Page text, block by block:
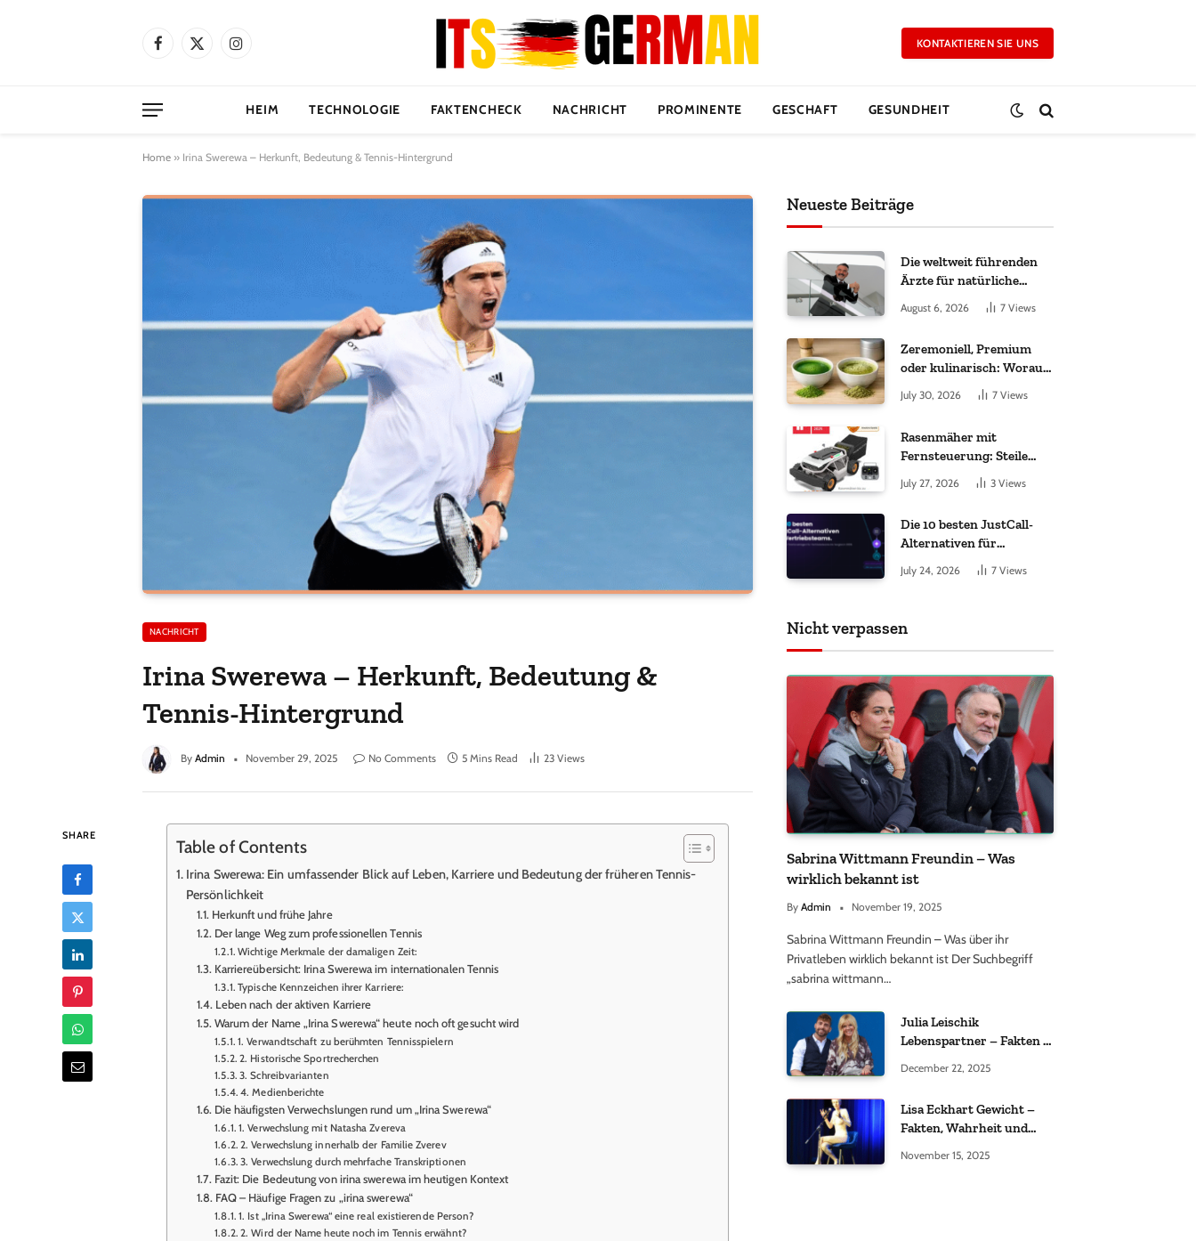
Facebook
X
Instagram KONTAKTIEREN SIE UNS
HEIM TECHNOLOGIE FAKTENCHECK NACHRICHT PROMINENTE GESCHAFT GESUNDHEIT
Home » Irina Swerewa – Herkunft, Bedeutung & Tennis-Hintergrund
NACHRICHT
Irina Swerewa – Herkunft, Bedeutung &
Tennis-Hintergrund
By Admin November 29, 2025 No Comments 5 Mins Read 23 Views
SHARE
Table of Contents
Irina Swerewa: Ein umfassender Blick auf Leben, Karriere und Bedeutung der früheren Tennis-
Persönlichkeit
Herkunft und frühe Jahre
Der lange Weg zum professionellen Tennis
Wichtige Merkmale der damaligen Zeit:
Karriereübersicht: Irina Swerewa im internationalen Tennis
Typische Kennzeichen ihrer Karriere:
Leben nach der aktiven Karriere
Warum der Name „Irina Swerewa“ heute noch oft gesucht wird
1. Verwandtschaft zu berühmten Tennisspielern
2. Historische Sportrecherchen
3. Schreibvarianten
4. Medienberichte
Die häufigsten Verwechslungen rund um „Irina Swerewa“
1. Verwechslung mit Natasha Zvereva
2. Verwechslung innerhalb der Familie Zverev
3. Verwechslung durch mehrfache Transkriptionen
Fazit: Die Bedeutung von irina swerewa im heutigen Kontext
FAQ – Häufige Fragen zu „irina swerewa“
1. Ist „Irina Swerewa“ eine real existierende Person?
2. Wird der Name heute noch im Tennis erwähnt?
Neueste Beiträge
Die weltweit führenden
Ärzte für natürliche
Haartransplantationen
August 6, 2026 7 Views
Zeremoniell, Premium
oder kulinarisch: Worauf
es bei Matcha wirklich
ankommt
July 30, 2026 7 Views
Rasenmäher mit
Fernsteuerung: Steile
Hänge sicher gemäht
July 27, 2026 3 Views
Die 10 besten JustCall-
Alternativen für
Vertriebsteams 2026
July 24, 2026 7 Views
Nicht verpassen
Sabrina Wittmann Freundin – Was
wirklich bekannt ist
By Admin November 19, 2025
Sabrina Wittmann Freundin – Was über ihr
Privatleben wirklich bekannt ist Der Suchbegriff
„sabrina wittmann…
Julia Leischik
Lebenspartner – Fakten &
December 22, 2025
Lisa Eckhart Gewicht –
Fakten, Wahrheit und
Wahrnehmung
November 15, 2025